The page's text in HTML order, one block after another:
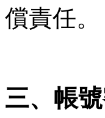
償責任。
三、帳